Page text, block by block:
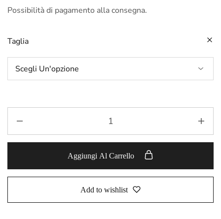
Possibilità di pagamento alla consegna.
Taglia
Aggiungi Al Carrello
Add to wishlist